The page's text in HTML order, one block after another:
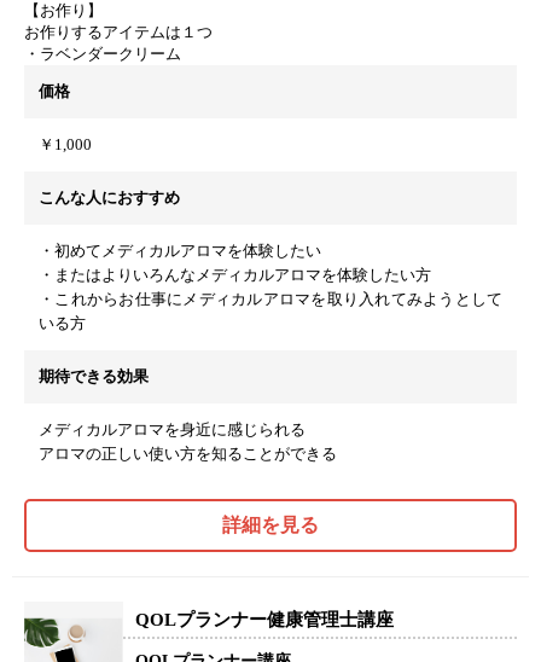
【お作り】
お作りするアイテムは１つ
・ラベンダークリーム
価格
￥1,000
こんな人におすすめ
・初めてメディカルアロマを体験したい
・またはよりいろんなメディカルアロマを体験したい方
・これからお仕事にメディカルアロマを取り入れてみようとして
いる方
期待できる効果
メディカルアロマを身近に感じられる
アロマの正しい使い方を知ることができる
詳細を見る
QOLプランナー健康管理士講座